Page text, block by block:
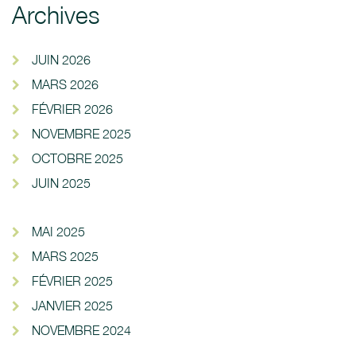
Archives
JUIN 2026
MARS 2026
FÉVRIER 2026
NOVEMBRE 2025
OCTOBRE 2025
JUIN 2025
MAI 2025
MARS 2025
FÉVRIER 2025
JANVIER 2025
NOVEMBRE 2024